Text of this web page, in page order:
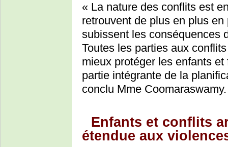
« La nature des conflits est
retrouvent de plus en plus
subissent les conséquences
Toutes les parties aux
mieux protéger les enfants
partie intégrante de la
conclu Mme Coomaraswamy.
Enfants et conflits
étendue aux